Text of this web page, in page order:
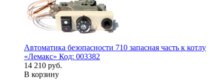
Автоматика безопасности 710 запасная часть к котлу
«Лемакс» Код: 003382
14 210 руб.
В корзину